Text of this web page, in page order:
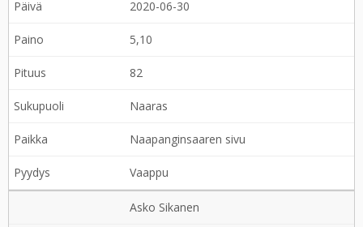
2020-06-30
5,10
82
Naaras
Naapanginsaaren sivu
Vaappu
Asko Sikanen